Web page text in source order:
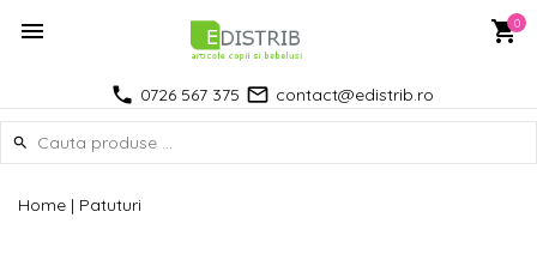
0
0726 567 375 contact@edistrib.ro
Home | Patuturi